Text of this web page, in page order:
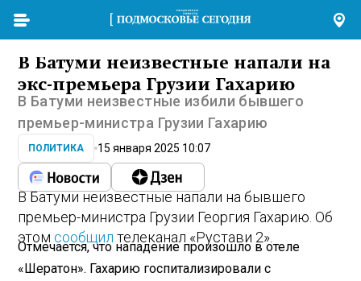
В Батуми неизвестные напали на
экс-премьера Грузии Гахарию
В Батуми неизвестные избили бывшего
премьер-министра Грузии Гахарию
ПОЛИТИКА 15 января 2025 10:07
В Батуми неизвестные напали на бывшего
премьер-министра Грузии Георгия Гахарию. Об
этом сообщил телеканал «Рустави 2».
Отмечается, что нападение произошло в отеле
«Шератон». Гахарию госпитализировали с